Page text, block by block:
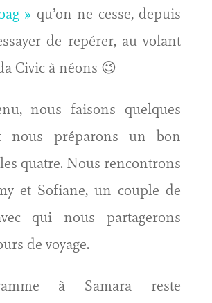
» qu’on ne cesse, depuis
de repérer, au volant
Civic à néons 😉
nous faisons quelques
nous préparons un bon
quatre. Nous rencontrons
et Sofiane, un couple de
qui nous partagerons
de voyage.
à Samara reste